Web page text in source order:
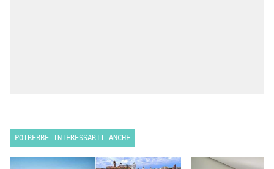
POTREBBE INTERESSARTI ANCHE